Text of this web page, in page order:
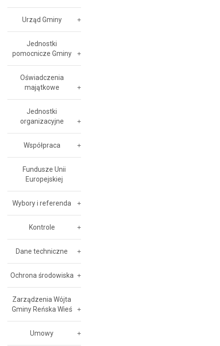
Urząd Gminy
Jednostki
pomocnicze Gminy
Oświadczenia
majątkowe
Jednostki
organizacyjne
Współpraca
Fundusze Unii
Europejskiej
Wybory i referenda
Kontrole
Dane techniczne
Ochrona środowiska
Zarządzenia Wójta
Gminy Reńska Wieś
Umowy